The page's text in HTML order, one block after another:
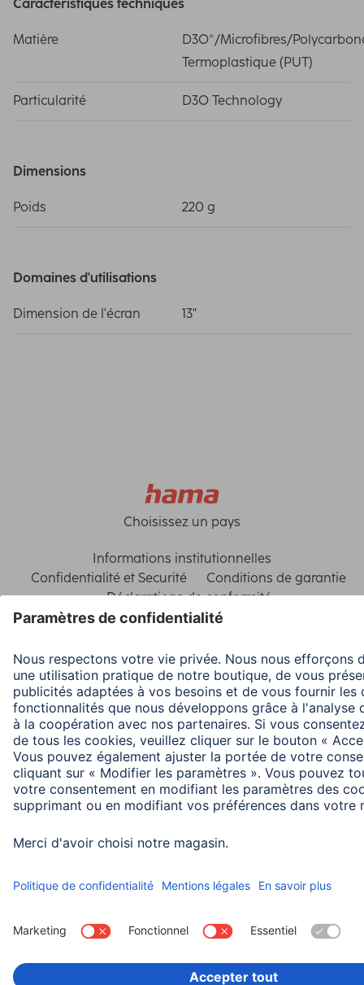
Caractéristiques techniques
Matière
D3O®/Microfibres/
Termoplastique (PUT)
Particularité D3O Technology
Dimensions
Poids 220 g
Domaines d'utilisations
Dimension de l'écran 13"
Choisissez un pays
Informations institutionnelles
Confidentialité et Securité
Conditions de garantie
Déclarations de conformité
Déclaration d'accessibilité